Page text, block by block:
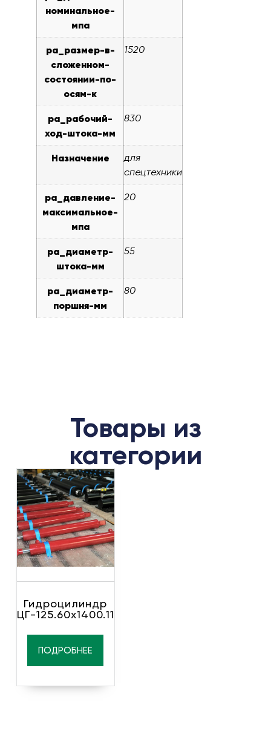
номинальное-
мпа
pa_размер-в-
сложенном-
состоянии-по-
осям-к
1520
pa_рабочий-
ход-штока-мм
830
Назначение
для
спецтехники
pa_давление-
максимальное-
мпа
20
pa_диаметр-
штока-мм
55
pa_диаметр-
поршня-мм
80
Товары из
категории
Гидроцилиндр
ЦГ-125.60х1400.11
ПОДРОБНЕЕ